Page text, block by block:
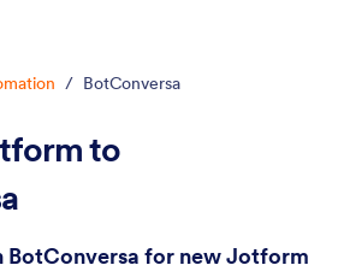
/ BotConversa
to
BotConversa for new Jotform